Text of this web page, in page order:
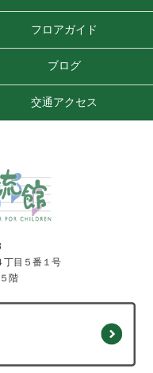
フロアガイド
ブログ
交通アクセス
丁目５番１号
階